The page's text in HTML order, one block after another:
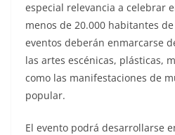
especial relevancia a celebrar
menos de 20.000 habitantes
eventos deberán enmarcarse
las artes escénicas, plásticas,
como las manifestaciones de
popular.
El evento podrá desarrollarse